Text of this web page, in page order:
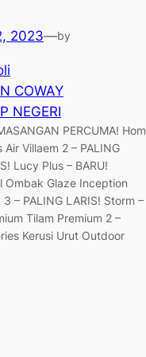
2023—by
COWAY
NEGERI
PERCUMA!
Villaem 2 – PALING
Lucy Plus – BARU!
Ombak Glaze Inception
– PALING LARIS! Storm –
Tilam Premium 2 –
Kerusi Urut Outdoor